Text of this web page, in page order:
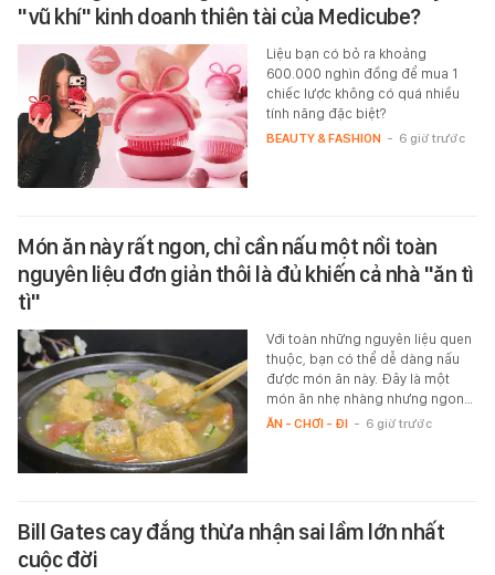
"vũ khí" kinh doanh thiên tài của Medicube?
Liệu bạn có bỏ ra khoảng
600.000 nghìn đồng để mua 1
chiếc lược không có quá nhiều
tính năng đặc biệt?
BEAUTY & FASHION - 6 giờ trước
Món ăn này rất ngon, chỉ cần nấu một nồi toàn
nguyên liệu đơn giản thôi là đủ khiến cả nhà "ăn tì
tì"
Với toàn những nguyên liệu quen
thuộc, bạn có thể dễ dàng nấu
được món ăn này. Đây là một
món ăn nhẹ nhàng nhưng ngon…
ĂN - CHƠI - ĐI - 6 giờ trước
Bill Gates cay đắng thừa nhận sai lầm lớn nhất
cuộc đời